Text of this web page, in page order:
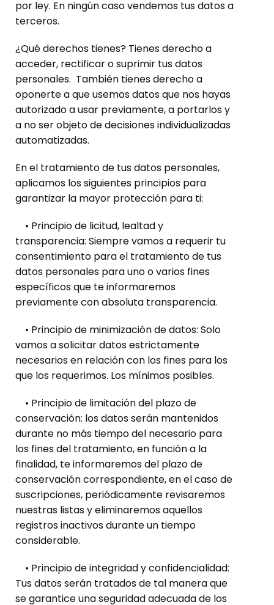
por ley. En ningún caso vendemos tus datos a
terceros.
¿Qué derechos tienes? Tienes derecho a
acceder, rectificar o suprimir tus datos
personales. También tienes derecho a
oponerte a que usemos datos que nos hayas
autorizado a usar previamente, a portarlos y
a no ser objeto de decisiones individualizadas
automatizadas.
En el tratamiento de tus datos personales,
aplicamos los siguientes principios para
garantizar la mayor protección para ti:
• Principio de licitud, lealtad y
transparencia: Siempre vamos a requerir tu
consentimiento para el tratamiento de tus
datos personales para uno o varios fines
específicos que te informaremos
previamente con absoluta transparencia.
• Principio de minimización de datos: Solo
vamos a solicitar datos estrictamente
necesarios en relación con los fines para los
que los requerimos. Los mínimos posibles.
• Principio de limitación del plazo de
conservación: los datos serán mantenidos
durante no más tiempo del necesario para
los fines del tratamiento, en función a la
finalidad, te informaremos del plazo de
conservación correspondiente, en el caso de
suscripciones, periódicamente revisaremos
nuestras listas y eliminaremos aquellos
registros inactivos durante un tiempo
considerable.
• Principio de integridad y confidencialidad:
Tus datos serán tratados de tal manera que
se garantice una seguridad adecuada de los